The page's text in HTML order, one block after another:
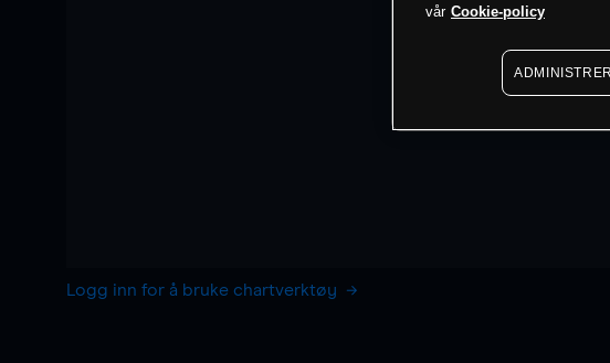
Logg inn for å bruke chartverktøy
vår Cookie-policy